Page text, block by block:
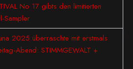
No 17 gibts den limitierten
Sampler
2025 überraschte mit erstmals
Abend: STIMMGEWALT +